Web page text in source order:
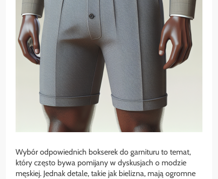
Wybór odpowiednich bokserek do garnituru to temat,
który często bywa pomijany w dyskusjach o modzie
męskiej. Jednak detale, takie jak bielizna, mają ogromne